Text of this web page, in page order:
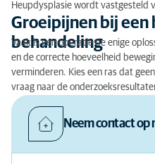
Heupdysplasie wordt vastgesteld
Groeipijnen bij een
behandeling
Vaak is een operatie de enige
en de correcte hoeveelheid
verminderen. Kies een ras dat
vraag naar de
Neem contact op